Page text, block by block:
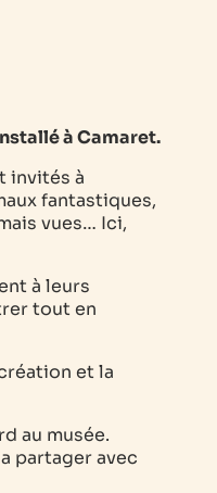
à Camaret.
invités à
fantastiques,
vues… Ici,
à leurs
tout en
et la
au musée.
partager avec